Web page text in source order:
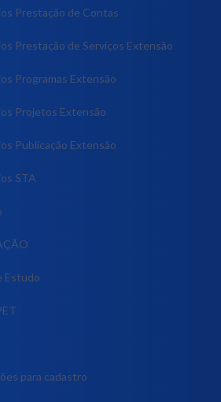
Prestação de Contas
Prestação de Serviços Extensão
Programas Extensão
Projetos Extensão
Publicação Extensão
STA
Estudo
para cadastro